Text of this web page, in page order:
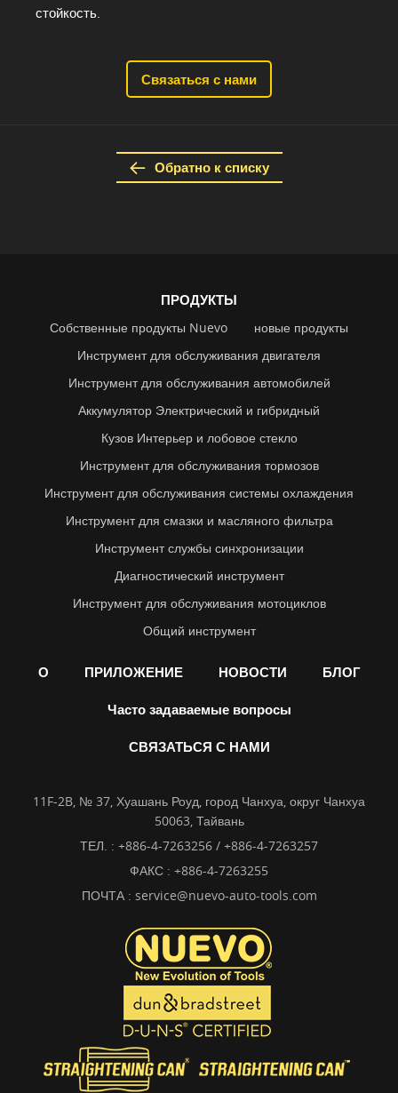
стойкость.
Связаться с нами
Обратно к списку
ПРОДУКТЫ
Собственные продукты Nuevo
новые продукты
Инструмент для обслуживания двигателя
Инструмент для обслуживания автомобилей
Аккумулятор Электрический и гибридный
Кузов Интерьер и лобовое стекло
Инструмент для обслуживания тормозов
Инструмент для обслуживания системы охлаждения
Инструмент для смазки и масляного фильтра
Инструмент службы синхронизации
Диагностический инструмент
Инструмент для обслуживания мотоциклов
Общий инструмент
О ПРИЛОЖЕНИЕ НОВОСТИ БЛОГ
Часто задаваемые вопросы
СВЯЗАТЬСЯ С НАМИ
11F-2B, № 37, Хуашань Роуд, город Чанхуа, округ Чанхуа
50063, Тайвань
ТЕЛ. : +886-4-7263256 / +886-4-7263257
ФАКС : +886-4-7263255
ПОЧТА : service@nuevo-auto-tools.com